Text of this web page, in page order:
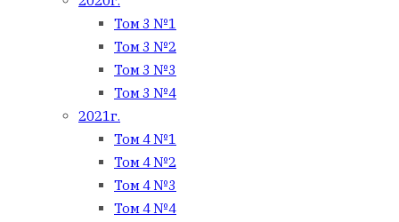
Том 3 №1
Том 3 №2
Том 3 №3
Том 3 №4
2021г.
Том 4 №1
Том 4 №2
Том 4 №3
Том 4 №4